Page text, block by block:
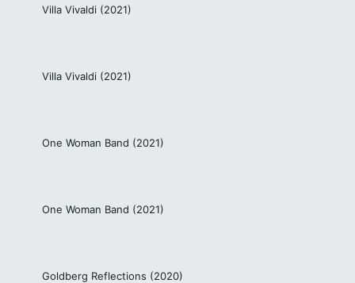
Villa Vivaldi (2021)
Villa Vivaldi (2021)
One Woman Band (2021)
One Woman Band (2021)
Goldberg Reflections (2020)